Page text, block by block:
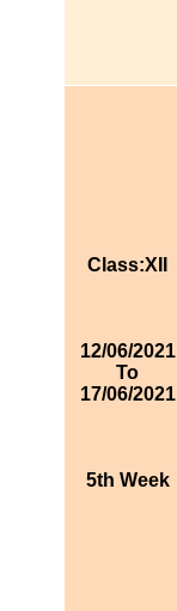
Class:XII
12/06/2021
To
17/06/2021
5th Week